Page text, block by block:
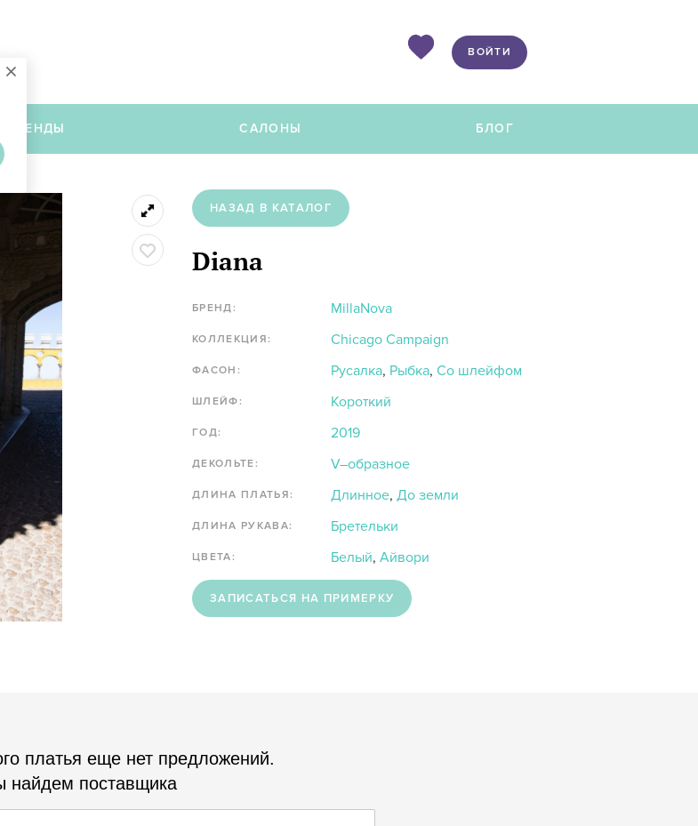
×
ВОЙТИ
БРЕНДЫ САЛОНЫ БЛОГ
НАЗАД В КАТАЛОГ
Diana
БРЕНД: MillaNova
КОЛЛЕКЦИЯ: Chicago Campaign
ФАСОН: Русалка, Рыбка,Со шлейфом
ШЛЕЙФ: Короткий
ГОД: 2019
ДЕКОЛЬТЕ: V–образное
ДЛИНА ПЛАТЬЯ: Длинное,До земли
ДЛИНА РУКАВА: Бретельки
ЦВЕТА: Белый,Айвори
ЗАПИСАТЬСЯ НА ПРИМЕРКУ
платья еще нет предложений.
найдем поставщика